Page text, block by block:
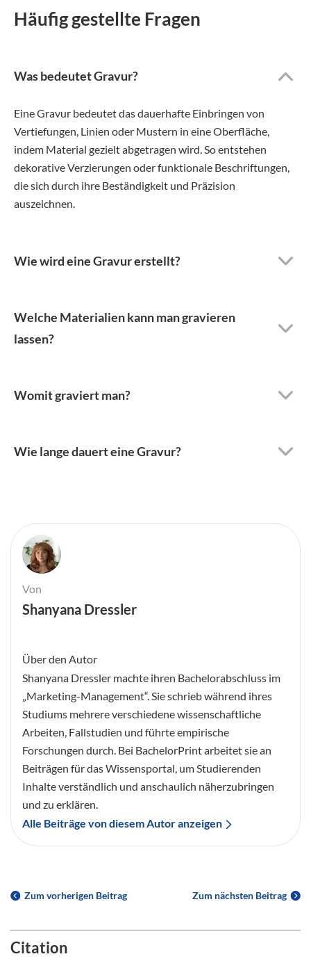
Häufig gestellte Fragen
Was bedeutet Gravur?
Eine Gravur bedeutet das dauerhafte Einbringen von
Vertiefungen, Linien oder Mustern in eine Oberfläche,
indem Material gezielt abgetragen wird. So entstehen
dekorative Verzierungen oder funktionale Beschriftungen,
die sich durch ihre Beständigkeit und Präzision
auszeichnen.
Wie wird eine Gravur erstellt?
Welche Materialien kann man gravieren
lassen?
Womit graviert man?
Wie lange dauert eine Gravur?
Von
Shanyana Dressler
Über den Autor
Shanyana Dressler machte ihren Bachelorabschluss im
„Marketing-Management“. Sie schrieb während ihres
Studiums mehrere verschiedene wissenschaftliche
Arbeiten, Fallstudien und führte empirische
Forschungen durch. Bei BachelorPrint arbeitet sie an
Beiträgen für das Wissensportal, um Studierenden
Inhalte verständlich und anschaulich näherzubringen
und zu erklären.
Alle Beiträge von diesem Autor anzeigen
Zum vorherigen Beitrag Zum nächsten Beitrag
Citation